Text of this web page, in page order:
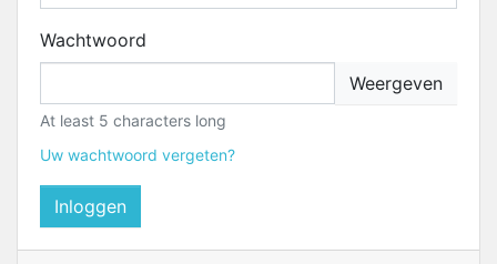
Wachtwoord
Weergeven
At least 5 characters long
Uw wachtwoord vergeten?
Inloggen